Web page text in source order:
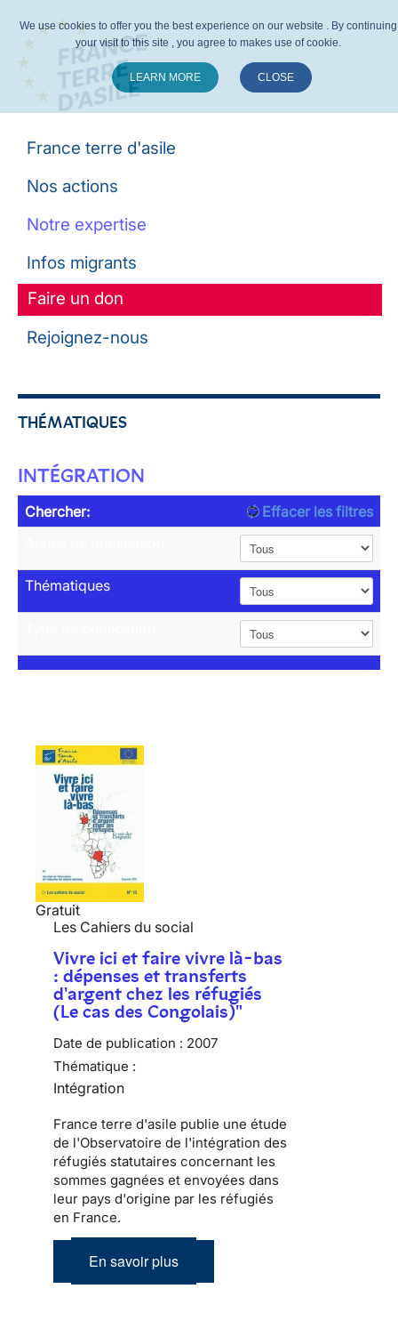
France terre d'asile
Nos actions
Notre expertise
Infos migrants
Faire un don
Rejoignez-nous
THÉMATIQUES
INTÉGRATION
Chercher:
Effacer les filtres
Thématiques
Gratuit
Les Cahiers du social
Vivre ici et faire vivre là-bas
: dépenses et transferts
d'argent chez les réfugiés
(Le cas des Congolais)"
Date de publication : 2007
Thématique :
Intégration
France terre d'asile publie une étude
de l'Observatoire de l'intégration des
réfugiés statutaires concernant les
sommes gagnées et envoyées dans
leur pays d'origine par les réfugiés
en France.
En savoir plus
We use cookies to offer you the best experience on our website . By continuing
your visit to this site , you agree to makes use of cookie.
LEARN MORE CLOSE